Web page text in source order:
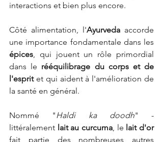
interactions et bien plus encore.
Côté alimentation, l'Ayurveda accorde
épices, qui jouent un rôle primordial
dans le rééquilibrage du corps et de
l'esprit et qui aident à l'amélioration de
la santé en général.
Nommé "Haldi ka doodh" -
littéralement lait au curcuma, le lait d'or